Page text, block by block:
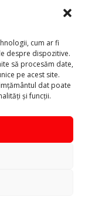
cum ar fi
despre dispozitive.
să procesăm date,
pe acest site.
dat poate
și funcții.